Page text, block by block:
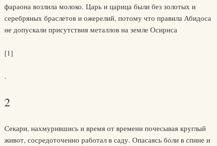
фараона возлила молоко. Царь и царица были без золотых и
серебряных браслетов и ожерелий, потому что правила Абидоса
не допускали присутствия металлов на земле Осириса
[1]
.
2
Секари, нахмурившись и время от времени почесывая круглый
живот, сосредоточенно работал в саду. Опасаясь боли в спине и